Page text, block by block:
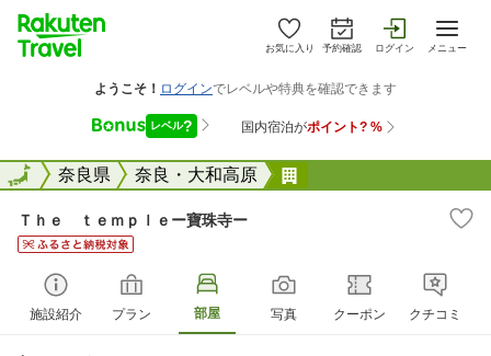
お気に入り 予約確認 ログイン メニュー
全国奈良県 奈良・大和高原
全国
Ｔｈｅ ｔｅｍｐｌｅー寶珠寺ー
施設紹介 プラン 部屋 写真 クーポン クチコミ